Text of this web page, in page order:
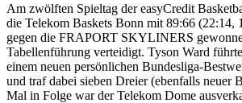
Am zwölften Spieltag der easyCredit
die Telekom Baskets Bonn mit 89:66 (22:14,
gegen die FRAPORT SKYLINERS
Tabellenführung verteidigt. Tyson Ward
einem neuen persönlichen Bundesliga-
und traf dabei sieben Dreier (ebenfalls neuer
Mal in Folge war der Telekom Dome